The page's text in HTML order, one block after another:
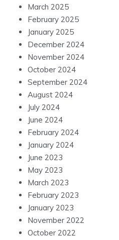
March 2025
February 2025
January 2025
December 2024
November 2024
October 2024
September 2024
August 2024
July 2024
June 2024
February 2024
January 2024
June 2023
May 2023
March 2023
February 2023
January 2023
November 2022
October 2022